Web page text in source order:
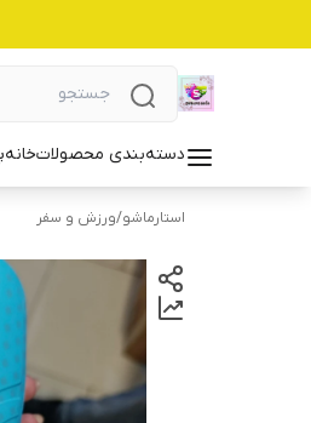
دسته‌بندی محصولاتخانه
استارماشو/ورزش و سفر